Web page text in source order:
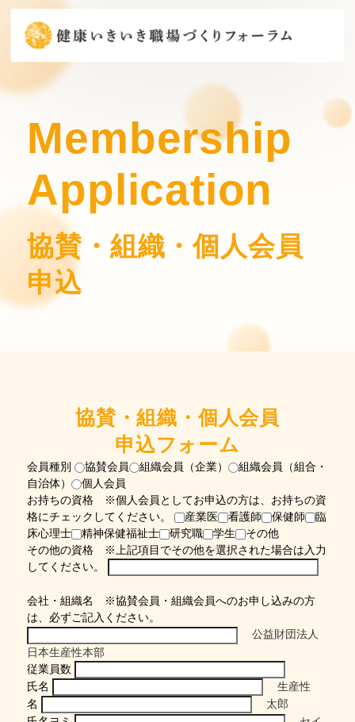
Membership
Application
協賛・組織・個人会員
申込
協賛・組織・個人会員
申込フォーム